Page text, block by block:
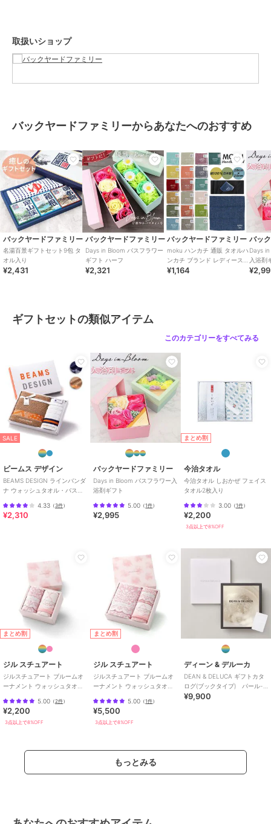
必ずご確認下さい。本来の目的以外にはご使用にならないで下さい。
カメラやモニターの性質により、画像と実物の色の違いがある場合が
ソープフラワーギフト 贈りもの 贈り物 贈物 かわいい 可愛い くま 熊
しゃれ オシャレ
ブランド バックヤードファミリー
ショップ バックヤードファミリー
商品カテゴリ ギフト用品 ／ギフトセット
カラー
ブルー、ピンク、イエロー、ホワ
イト
取扱いショップ
バックヤードファミリーからあなたへのおすすめ
バックヤードファミリー
名湯百景ギフトセット9包 タ
オル入り
¥2,431
バックヤードファミリー
Days in Bloom バスフラワー
ギフト ハーフ
¥2,321
バックヤードファミリー
moku ハンカチ 通販 タオルハ
ンカチ ブランド レディース
メンズ 子供 キッズ ハンドタ
¥1,164
バッ
Days
入浴剤
ギフトセットの類似アイテム
このカテゴリーをすべてみる
SALE
ビームス デザイン
BEAMS DESIGN ラインバンダ
ナ ウォッシュタオル・バスタ
4.33 （3件）
¥2,310
バックヤードファミリー
Days in Bloom バスフラワー入
浴剤ギフト
5.00 （1件）
¥2,995
まとめ割
今治タオル
今治タオル しおかぜ フェイス
タオル2枚入り
3.00（1件）
¥2,200
3点以上で8%OFF
まとめ割
ジル スチュアート
ジルスチュアート ブルームオ
ーナメント ウォッシュタオ
5.00 （2件）
¥2,200
3点以上で8%OFF
まとめ割
ジル スチュアート
ジルスチュアート ブルームオ
ーナメント ウォッシュタオ
オル各1枚入り
5.00 （1件）
¥5,500
3点以上で8%OFF
ディーン & デルーカ
DEAN & DELUCA ギフトカタ
ログ(ブックタイプ) パール-
BC
¥9,900
もっとみる